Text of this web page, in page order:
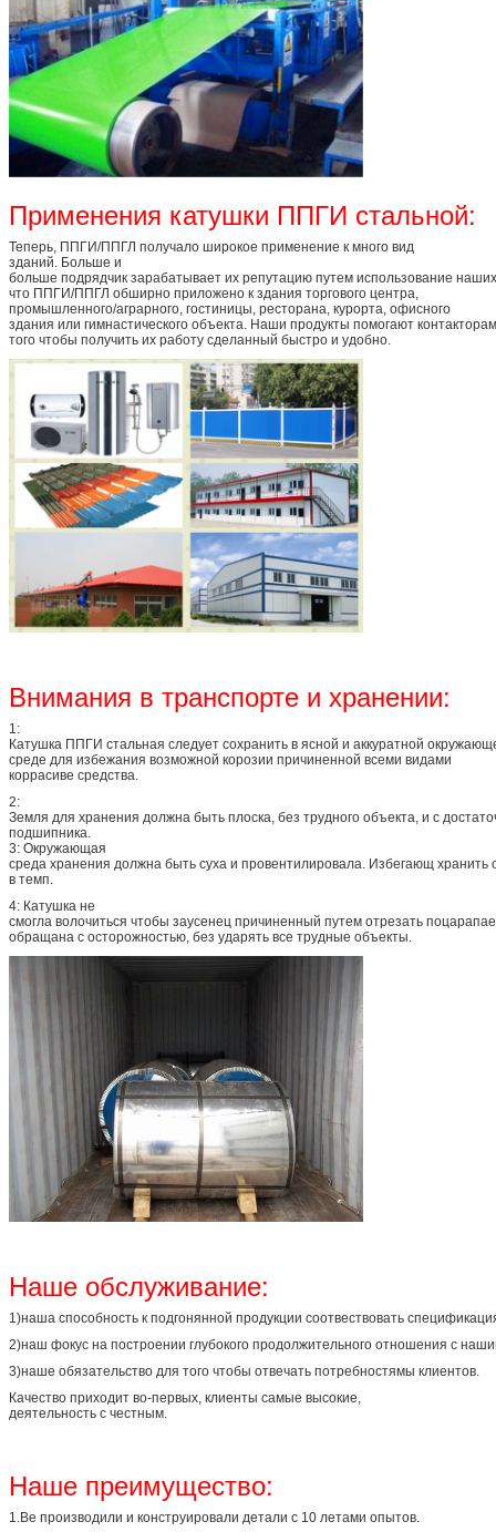
Применения катушки ППГИ стальной:
Теперь, ППГИ/ППГЛ получало широкое применение к много вид
зданий. Больше и
больше подрядчик зарабатывает их репутацию путем использование
что ППГИ/ППГЛ обширно приложено к здания торгового центра,
промышленного/аграрного, гостиницы, ресторана, курорта, офисного
здания или гимнастического объекта. Наши продукты помогают
того чтобы получить их работу сделанный быстро и удобно.
Внимания в транспорте и хранении:
1:
Катушка ППГИ стальная следует сохранить в ясной и аккуратной
среде для избежания возможной корозии причиненной всеми видами
коррасиве средства.
2:
Земля для хранения должна быть плоска, без трудного объекта, и с
подшипника.
3: Окружающая
среда хранения должна быть суха и провентилировала. Избегающ хранить
в темп.
4: Катушка не
смогла волочиться чтобы заусенец причиненный путем отрезать
обращана с осторожностью, без ударять все трудные объекты.
Наше обслуживание:
1)наша способность к подгонянной продукции соотвествовать
2)наш фокус на построении глубокого продолжительного отношения с
3)наше обязательство для того чтобы отвечать потребностямы клиентов.
Качество приходит во-первых, клиенты самые высокие,
деятельность с честным.
Наше преимущество:
1.Ве производили и конструировали детали с 10 летами опытов.